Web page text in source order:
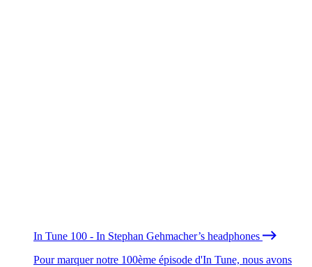
In Tune 100 - In Stephan Gehmacher’s headphones
Pour marquer notre 100ème épisode d'In Tune, nous avons